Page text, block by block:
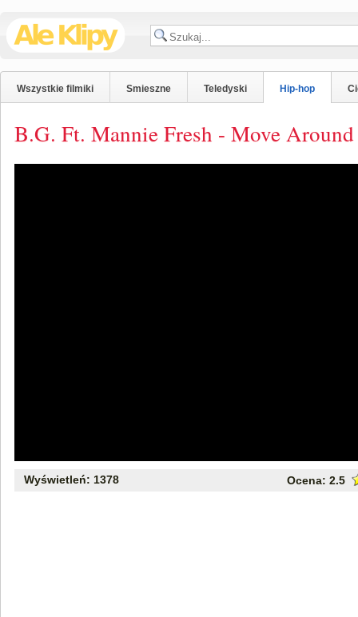
Wszystkie filmiki Smieszne Teledyski Hip-hop
B.G. Ft. Mannie Fresh - Move Around
Wyświetleń: 1378 Ocena: 2.5